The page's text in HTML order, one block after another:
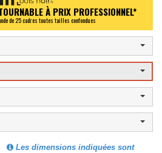
À PRIX PROFESSIONNEL*
de 25 cadres toutes tailles confondues
Les dimensions indiquées sont